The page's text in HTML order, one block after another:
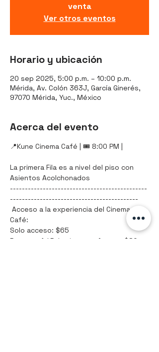
venta
Ver otros eventos
Horario y ubicación
20 sep 2025, 5:00 p.m. – 10:00 p.m.
Mérida, Av. Colón 363J, García Ginerés,
97070 Mérida, Yuc., México
Acerca del evento
📍Kune Cinema Café | 🎟️ 8:00 PM |
La primera Fila es a nivel del piso con
Asientos Acolchonados
----------------------------------------------
-------------------------------------------
Acceso a la experiencia del Cinema
Café:
Solo acceso: $65
Paquete 1 / Palomitas y refresco: $80